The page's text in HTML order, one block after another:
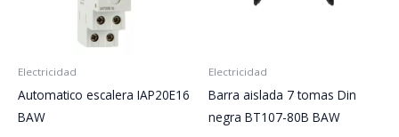
Electricidad
Automatico escalera IAP20E16
BAW
Electricidad
Barra aislada 7 tomas Din
negra BT107-80B BAW